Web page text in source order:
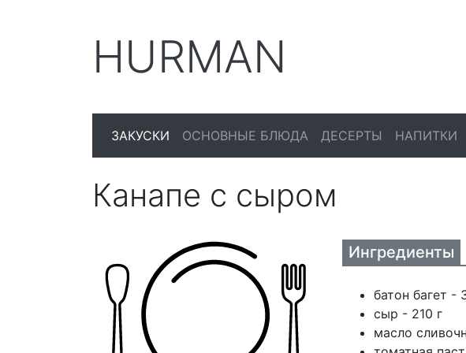
HURMAN
ЗАКУСКИ ОСНОВНЫЕ БЛЮДА ДЕСЕРТЫ НАПИТКИ
Канапе с сыром
Ингредиенты
батон багет -
сыр - 210 г
масло